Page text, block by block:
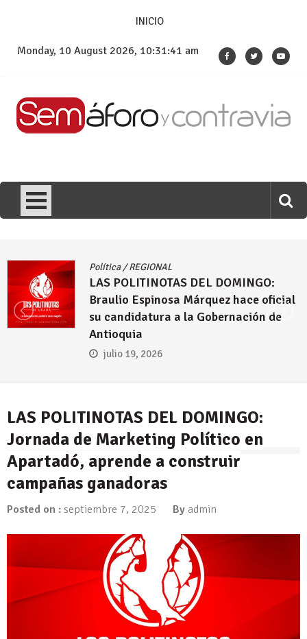
INICIO
Monday, 10 August 2026, 10:31:43 am
Política/REGIONAL
LAS POLITINOTAS DEL DOMINGO:
Comenzó la puja por las alcaldías de
Urabá
julio 12, 2026
LAS POLITINOTAS DEL DOMINGO:
Jornada de Marketing Político en
Apartadó, aprende a construir
campañas ganadoras
Posted on : septiembre 7, 2025 By admin